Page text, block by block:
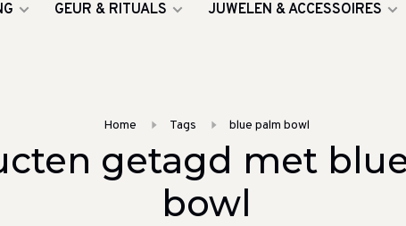
GEUR & RITUALS JUWELEN & ACCESSOIRES
Home Tags blue palm bowl
getagd met
bowl